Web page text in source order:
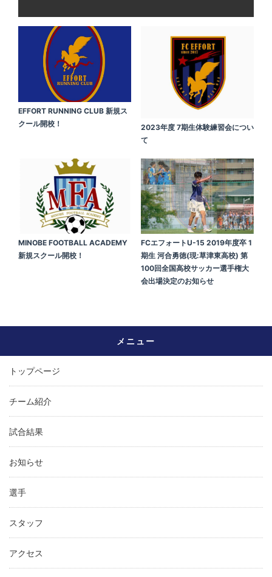
EFFORT RUNNING CLUB 新規ス
クール開校！
2023年度 7期生体験練習会につい
て
MINOBE FOOTBALL ACADEMY
新規スクール開校！
FCエフォートU-15 2019年度卒 1
期生 河合勇徳(現:草津東高校) 第
100回全国高校サッカー選手権大
会出場決定のお知らせ
メニュー
トップページ
チーム紹介
試合結果
お知らせ
選手
スタッフ
アクセス